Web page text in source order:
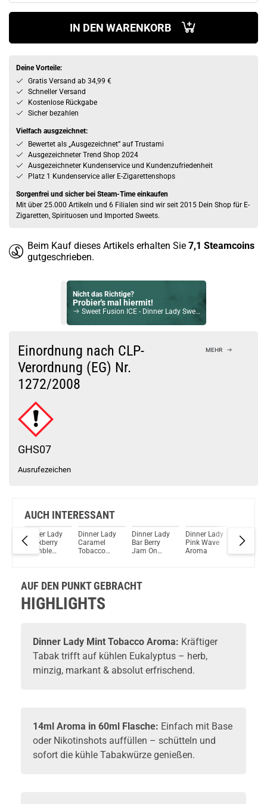
IN DEN WARENKORB
Deine Vorteile:
Gratis Versand ab 34,99 €
Schneller Versand
Kostenlose Rückgabe
Sicher bezahlen
Vielfach ausgzeichnet:
Bewertet als „Ausgezeichnet” auf Trustami
Ausgezeichneter Trend Shop 2024
Ausgezeichneter Kundenservice und Kundenzufriedenheit
Platz 1 Kundenservice aller E-Zigarettenshops
Sorgenfrei und sicher bei Steam-Time einkaufen
Mit über 25.000 Artikeln und 6 Filialen sind wir seit 2015 Dein Shop für E-
Zigaretten, Spirituosen und Imported Sweets.
Beim Kauf dieses Artikels erhalten Sie 7,1 Steamcoins
gutgeschrieben.
Nicht das Richtige?
Probier's mal hiermit!
Sweet Fusion ICE - Dinner Lady Sweets Longfill Aroma 20ml
Check das mal!
Strawberry Lemonade Tea 12ml Bottlefill Aroma by Coffee Mill
Du willst Kröten sparen?
Schau mal hier!
Einordnung nach CLP-
Verordnung (EG) Nr.
1272/2008
MEHR
GHS07
Ausrufezeichen
AUCH INTERESSANT
Dinner Lady
Blackberry
Crumble
Dinner Lady
Caramel
Tobacco
Dinner Lady
Bar Berry
Jam On
Dinner Lady
Pink Wave
Aroma
Pink
Dinner
AUF DEN PUNKT GEBRACHT
HIGHLIGHTS
Dinner Lady Mint Tobacco Aroma: Kräftiger
Tabak trifft auf kühlen Eukalyptus – herb,
minzig, markant & absolut erfrischend.
14ml Aroma in 60ml Flasche: Einfach mit Base
oder Nikotinshots auffüllen – schütteln und
sofort die kühle Tabakwürze genießen.